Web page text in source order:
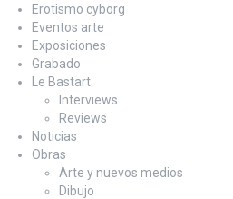
Erotismo cyborg
Eventos arte
Exposiciones
Grabado
Le Bastart
Interviews
Reviews
Noticias
Obras
Arte y nuevos medios
Dibujo